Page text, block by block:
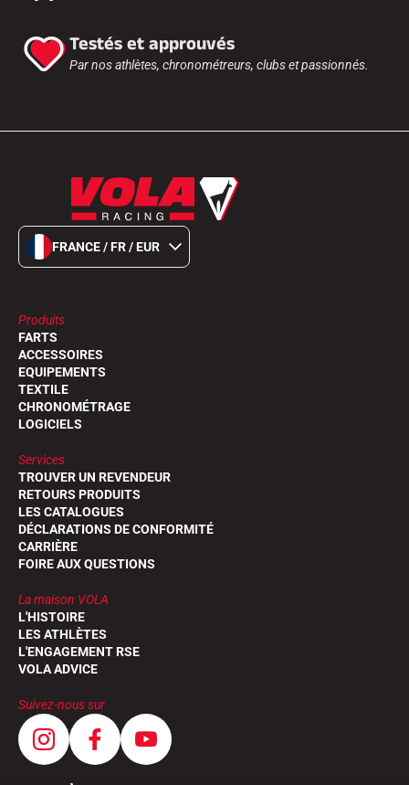
Testés et approuvés
Par nos athlètes, chronométreurs, clubs et passionnés.
FRANCE / FR / EUR
Produits
FARTS
ACCESSOIRES
EQUIPEMENTS
TEXTILE
CHRONOMÉTRAGE
LOGICIELS
Services
TROUVER UN REVENDEUR
RETOURS PRODUITS
LES CATALOGUES
DÉCLARATIONS DE CONFORMITÉ
CARRIÈRE
FOIRE AUX QUESTIONS
La maison VOLA
L'HISTOIRE
LES ATHLÈTES
L'ENGAGEMENT RSE
VOLA ADVICE
Suivez-nous sur